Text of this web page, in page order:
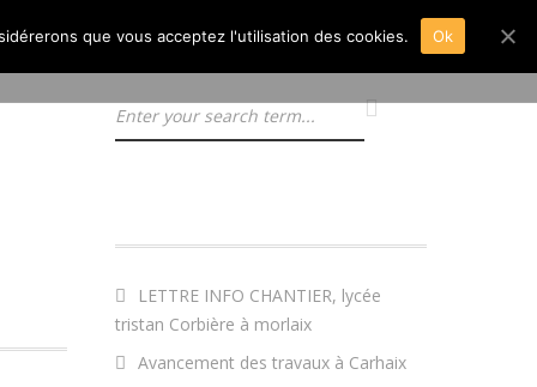
LETTRE INFO CHANTIER, lycée
tristan Corbière à morlaix
Avancement des travaux à Carhaix
que vous acceptez l'utilisation des cookies. Ok